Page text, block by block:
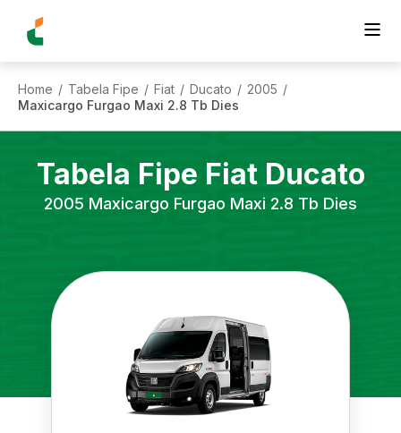
Home / Tabela Fipe / Fiat / Ducato / 2005 /
Maxicargo Furgao Maxi 2.8 Tb Dies
Tabela Fipe Fiat Ducato
2005 Maxicargo Furgao Maxi 2.8 Tb Dies